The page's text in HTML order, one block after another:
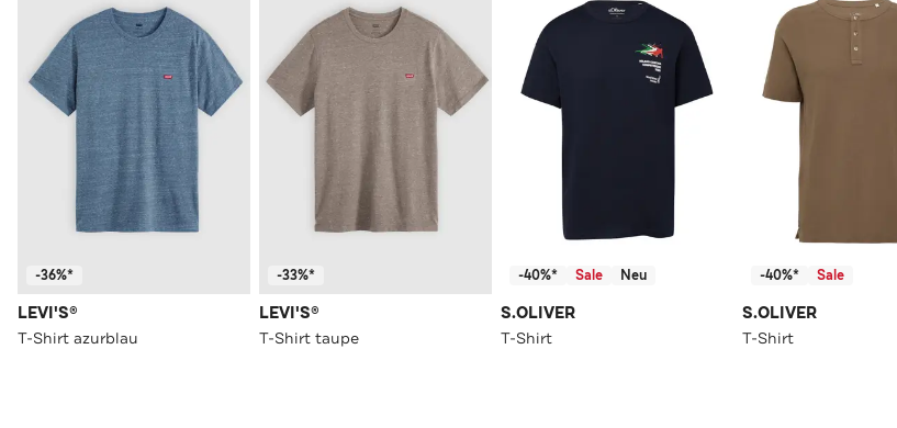
-36%*
LEVI'S®
T-Shirt azurblau
-33%*
LEVI'S®
T-Shirt taupe
-40%* Sale Neu
S.OLIVER
T-Shirt
-40%* Sale
S.OLIVER
T-Shirt